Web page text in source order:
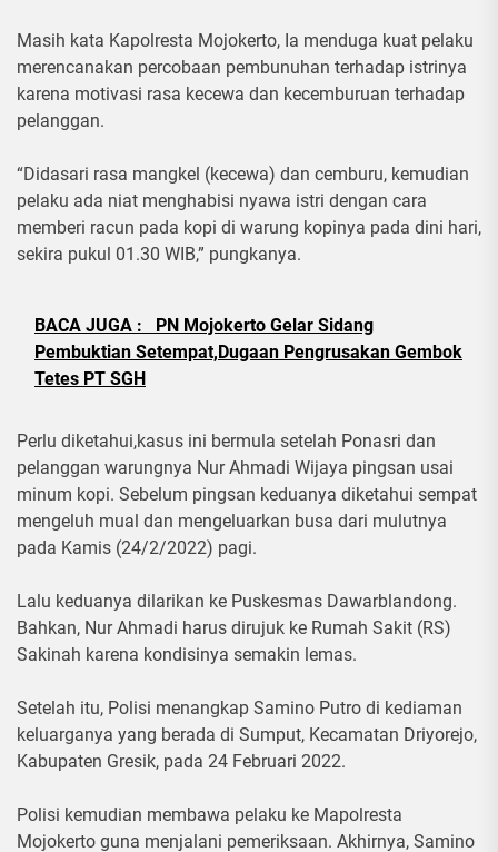
Masih kata Kapolresta Mojokerto, Ia menduga kuat pelaku
merencanakan percobaan pembunuhan terhadap istrinya
karena motivasi rasa kecewa dan kecemburuan terhadap
pelanggan.
“Didasari rasa mangkel (kecewa) dan cemburu, kemudian
pelaku ada niat menghabisi nyawa istri dengan cara
memberi racun pada kopi di warung kopinya pada dini hari,
sekira pukul 01.30 WIB,” pungkanya.
BACA JUGA :
PN Mojokerto Gelar Sidang
Pembuktian Setempat,Dugaan Pengrusakan Gembok
Tetes PT SGH
Perlu diketahui,kasus ini bermula setelah Ponasri dan
pelanggan warungnya Nur Ahmadi Wijaya pingsan usai
minum kopi. Sebelum pingsan keduanya diketahui sempat
mengeluh mual dan mengeluarkan busa dari mulutnya
pada Kamis (24/2/2022) pagi.
Lalu keduanya dilarikan ke Puskesmas Dawarblandong.
Bahkan, Nur Ahmadi harus dirujuk ke Rumah Sakit (RS)
Sakinah karena kondisinya semakin lemas.
Setelah itu, Polisi menangkap Samino Putro di kediaman
keluarganya yang berada di Sumput, Kecamatan Driyorejo,
Kabupaten Gresik, pada 24 Februari 2022.
Polisi kemudian membawa pelaku ke Mapolresta
Mojokerto guna menjalani pemeriksaan. Akhirnya, Samino